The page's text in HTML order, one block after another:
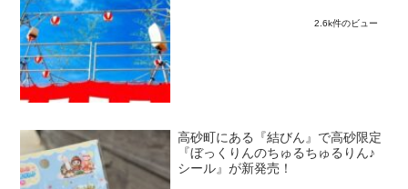
2.6k件のビュー
高砂町にある『結びん』で高砂限定
『ぼっくりんのちゅるちゅるりん♪
シール』が新発売！